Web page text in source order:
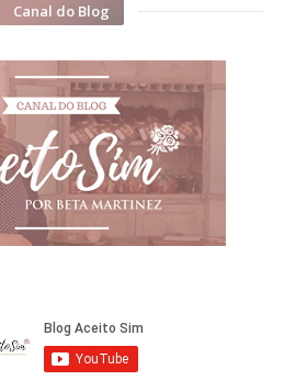
Canal do Blog